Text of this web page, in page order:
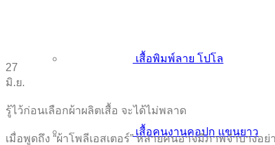
เสื้อพิมพ์ลาย โปโล
เสื้อคนงานคอปก แขนยาว
27
มิ.ย.
รู้ไว้ก่อนเลือกผ้าผลิตเสื้อ จะได้ไม่พลาด
เมื่อพูดถึง “ผ้าโพลีเอสเตอร์” หลายคนอาจมีภาพจำบาง